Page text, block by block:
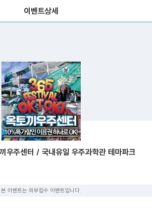
이벤트상세
우주센터 / 국내유일 우주과학관 테마파크
본 이벤트는 외부접수 이벤트입니다.